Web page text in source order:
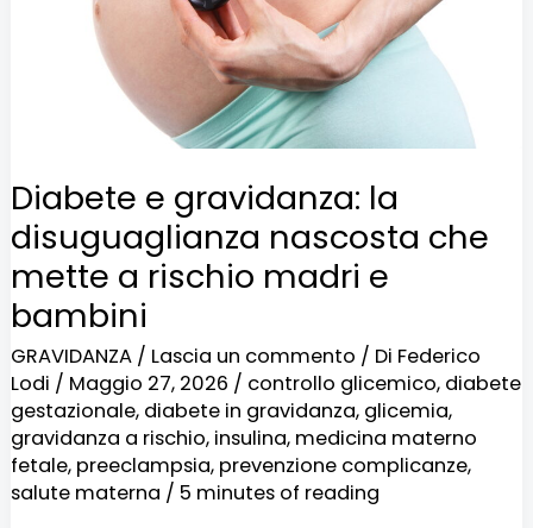
Diabete e gravidanza: la
disuguaglianza nascosta che
mette a rischio madri e
bambini
GRAVIDANZA/ Lascia un commento / Di Federico
Lodi / Maggio 27, 2026 / controllo glicemico, diabete
gestazionale, diabete in gravidanza, glicemia,
gravidanza a rischio, insulina, medicina materno
fetale, preeclampsia, prevenzione complicanze,
salute materna / 5 minutes of reading
nascosta
madri
e
bambini